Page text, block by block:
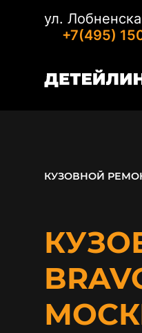
ул.
+7(495)
КУЗОВНОЙ